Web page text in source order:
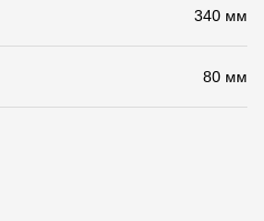
340 мм
80 мм